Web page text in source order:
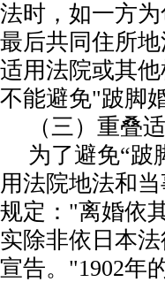
法时，如一方
最后共同住所
适用法院或其
不能避免"跛脚
（三）重叠
为了避免“跛
用法院地法和
规定："离婚依
实除非依日本
宣告。"1902年